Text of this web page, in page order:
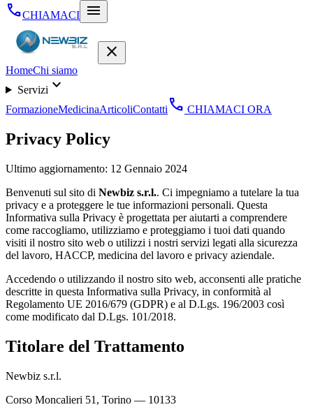
callCHIAMACI menu
close
HomeChi siamo
Servizi expand_more
FormazioneMedicinaArticoliContatti call CHIAMACI ORA
Privacy Policy
Ultimo aggiornamento: 12 Gennaio 2024
Benvenuti sul sito di Newbiz s.r.l.. Ci impegniamo a tutelare la tua
privacy e a proteggere le tue informazioni personali. Questa
Informativa sulla Privacy è progettata per aiutarti a comprendere
come raccogliamo, utilizziamo e proteggiamo i tuoi dati quando
visiti il nostro sito web o utilizzi i nostri servizi legati alla sicurezza
del lavoro, HACCP, medicina del lavoro e privacy aziendale.
Accedendo o utilizzando il nostro sito web, acconsenti alle pratiche
descritte in questa Informativa sulla Privacy, in conformità al
Regolamento UE 2016/679 (GDPR) e al D.Lgs. 196/2003 così
come modificato dal D.Lgs. 101/2018.
Titolare del Trattamento
Newbiz s.r.l.
Corso Moncalieri 51, Torino — 10133